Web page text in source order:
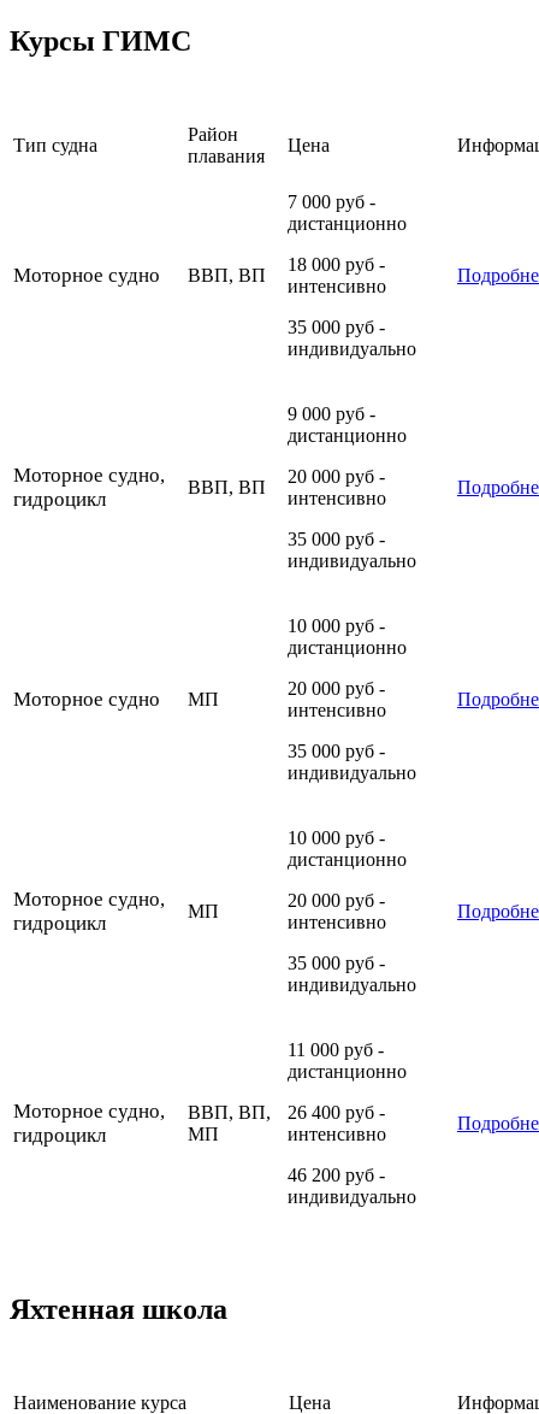
Курсы ГИМС
Тип судна
Район
плавания
Цена
Моторное судно ВВП, ВП
7 000 руб -
дистанционно
18 000 руб -
интенсивно
35 000 руб -
индивидуально
Моторное судно,
гидроцикл
ВВП, ВП
9 000 руб -
дистанционно
20 000 руб -
интенсивно
35 000 руб -
индивидуально
Моторное судно МП
10 000 руб -
дистанционно
20 000 руб -
интенсивно
35 000 руб -
индивидуально
Моторное судно,
гидроцикл
МП
10 000 руб -
дистанционно
20 000 руб -
интенсивно
35 000 руб -
индивидуально
Моторное судно,
гидроцикл
ВВП, ВП,
МП
11 000 руб -
дистанционно
26 400 руб -
интенсивно
46 200 руб -
индивидуально
Яхтенная школа
Наименование курса Цена